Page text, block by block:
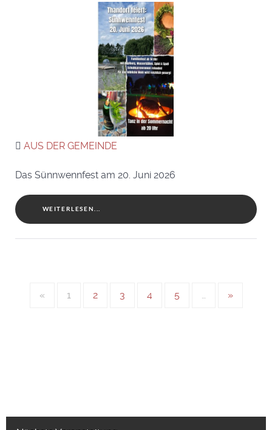
AUS DER GEMEINDE
Das Sünnwennfest am 20. Juni 2026
WEITERLESEN...
« 1 2 3 4 5 »